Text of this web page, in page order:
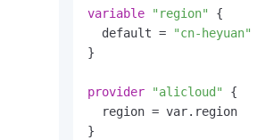
variable "region"
{
  default =
"cn-heyuan"
}
provider "alicloud"
{
  region = var.region
}